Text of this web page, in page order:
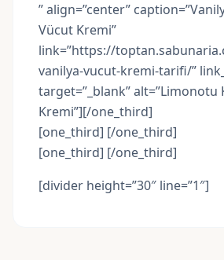
” align=”center”
Vücut Kremi”
link=”https://
vanilya-vucut-kremi-tarifi/”
target=”_blank”
Kremi”][/one_third]
[one_third] [/one_third]
[one_third] [/one_third]
[divider height=”30″ line=”1″]